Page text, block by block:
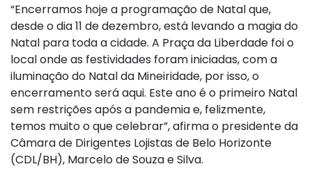
“Encerramos hoje a programação de Natal que,
desde o dia 11 de dezembro, está levando a magia do
Natal para toda a cidade. A Praça da Liberdade foi o
local onde as festividades foram iniciadas, com a
iluminação do Natal da Mineiridade, por isso, o
encerramento será aqui. Este ano é o primeiro Natal
sem restrições após a pandemia e, felizmente,
temos muito o que celebrar”, afirma o presidente da
Câmara de Dirigentes Lojistas de Belo Horizonte
(CDL/BH), Marcelo de Souza e Silva.